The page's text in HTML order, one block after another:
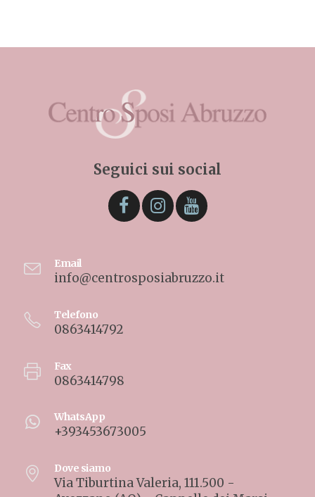
Seguici sui social
Email
info@centrosposiabruzzo.it
Telefono
0863414792
Fax
0863414798
WhatsApp
+393453673005
Dove siamo
Via Tiburtina Valeria, 111.500 -